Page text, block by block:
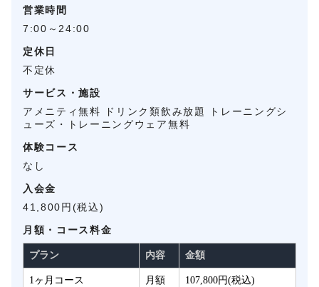
営業時間
7:00～24:00
定休日
不定休
サービス・施設
アメニティ無料 ドリンク類飲み放題 トレーニングシ
ューズ・トレーニングウェア無料
体験コース
なし
入会金
41,800円(税込)
月額・コース料金
プラン 内容 金額
1ヶ月コース 月額 107,800円(税込)